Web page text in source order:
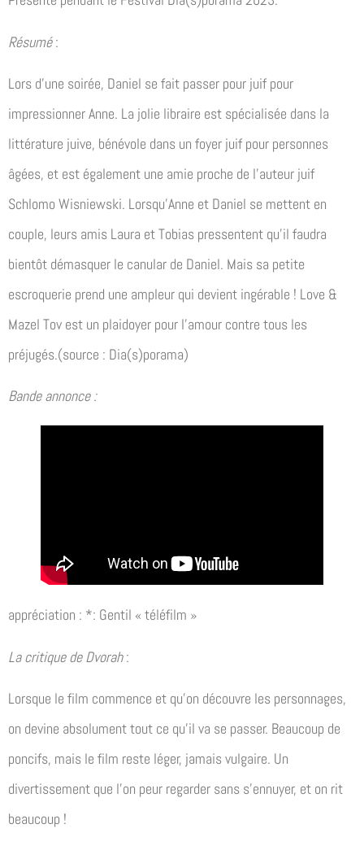
Résumé:
Lors d’une soirée, Daniel se fait passer pour juif pour
impressionner Anne. La jolie libraire est spécialisée dans la
littérature juive, bénévole dans un foyer juif pour personnes
âgées, et est également une amie proche de l’auteur juif
Schlomo Wisniewski. Lorsqu’Anne et Daniel se mettent en
couple, leurs amis Laura et Tobias pressentent qu’il faudra
bientôt démasquer le canular de Daniel. Mais sa petite
escroquerie prend une ampleur qui devient ingérable ! Love &
Mazel Tov est un plaidoyer pour l’amour contre tous les
préjugés.(source : Dia(s)porama)
Bande annonce :
appréciation : *: Gentil « téléfilm »
La critique de Dvorah:
Lorsque le film commence et qu’on découvre les personnages,
on devine absolument tout ce qu’il va se passer. Beaucoup de
poncifs, mais le film reste léger, jamais vulgaire. Un
divertissement que l’on peur regarder sans s’ennuyer, et on rit
beaucoup !